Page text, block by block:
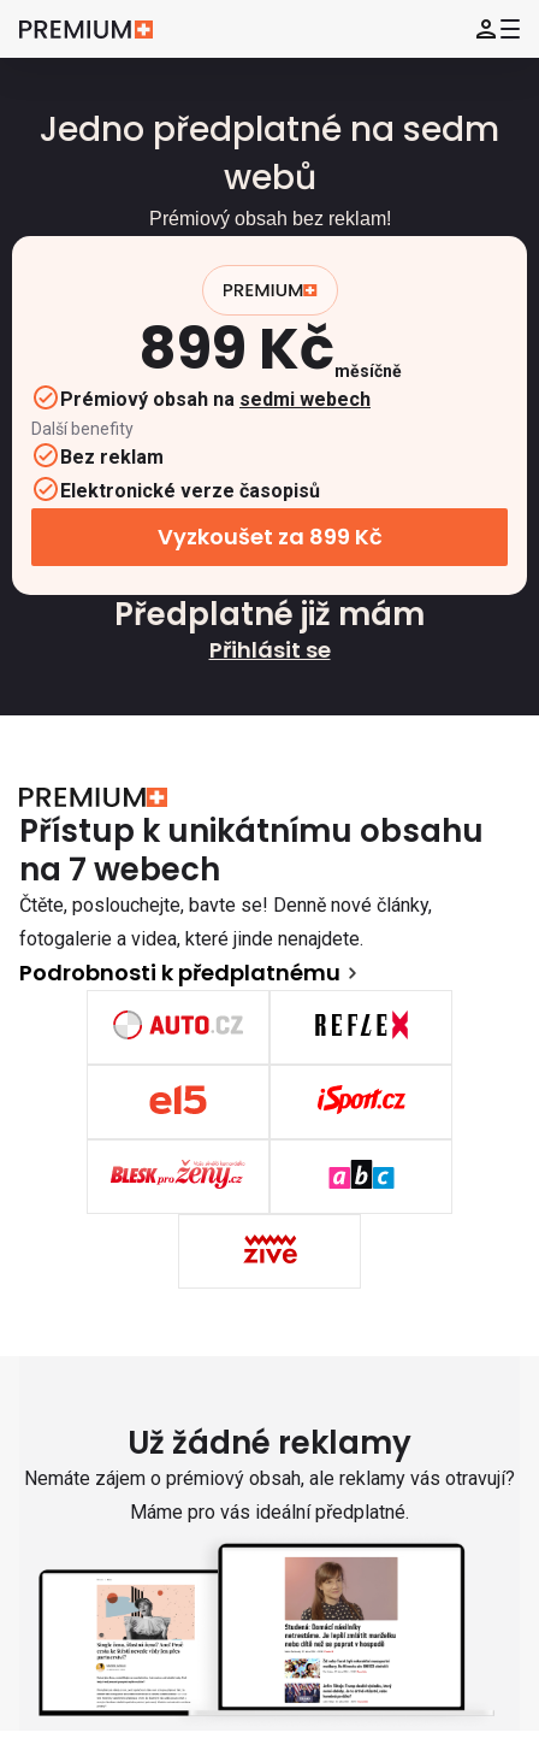
Jedno předplatné na sedm
webů
Prémiový obsah bez reklam!
899 Kčměsíčně
Prémiový obsah na sedmi webech
Další benefity
Bez reklam
Elektronické verze časopisů
Vyzkoušet za 899 Kč
Předplatné již mám
Přihlásit se
Přístup k unikátnímu obsahu
na 7 webech
Čtěte, poslouchejte, bavte se! Denně nové články,
fotogalerie a videa, které jinde nenajdete.
Podrobnosti k předplatnému
Už žádné reklamy
Nemáte zájem o prémiový obsah, ale reklamy vás otravují?
Máme pro vás ideální předplatné.